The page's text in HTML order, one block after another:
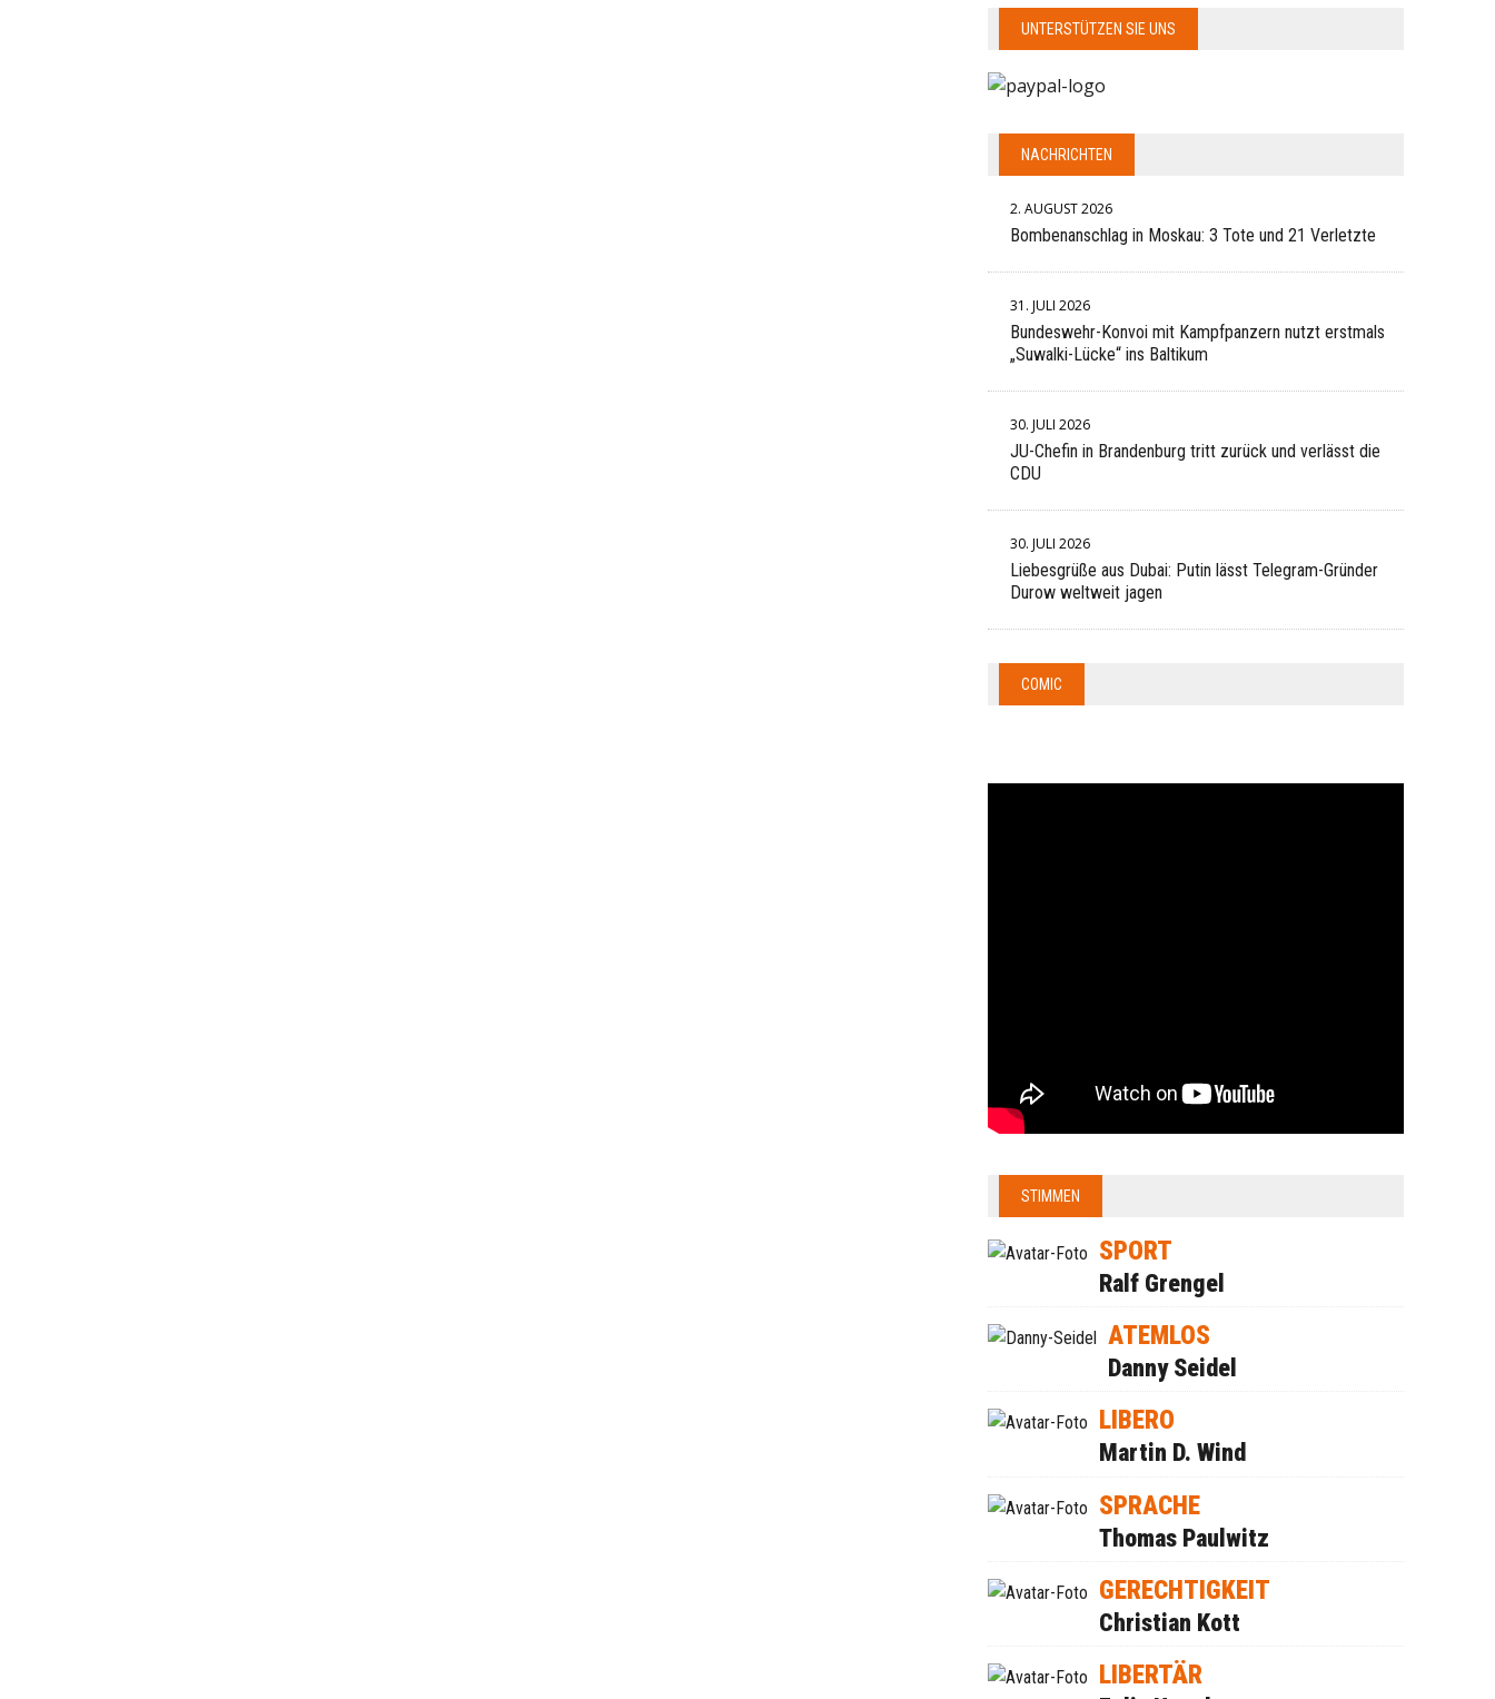
UNTERSTÜTZEN SIE UNS
NACHRICHTEN
2. AUGUST 2026
Bombenanschlag in Moskau: 3 Tote und 21 Verletzte
31. JULI 2026
Bundeswehr-Konvoi mit Kampfpanzern nutzt erstmals
„Suwalki-Lücke“ ins Baltikum
30. JULI 2026
JU-Chefin in Brandenburg tritt zurück und verlässt die
CDU
30. JULI 2026
Liebesgrüße aus Dubai: Putin lässt Telegram-Gründer
Durow weltweit jagen
COMIC
STIMMEN
SPORT
Ralf Grengel
ATEMLOS
Danny Seidel
LIBERO
Martin D. Wind
SPRACHE
Thomas Paulwitz
GERECHTIGKEIT
Christian Kott
LIBERTÄR